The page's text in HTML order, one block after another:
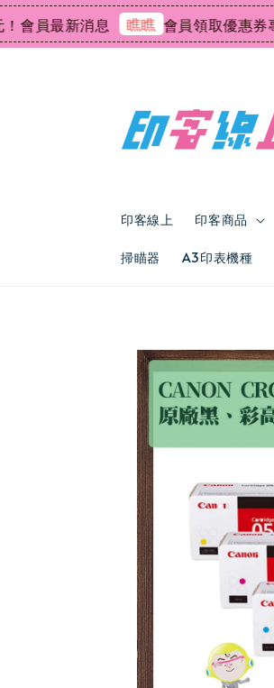
最新消息 瞧瞧 會員領取優惠券專區
印客線上 印客商品
掃瞄器 A3印表機種